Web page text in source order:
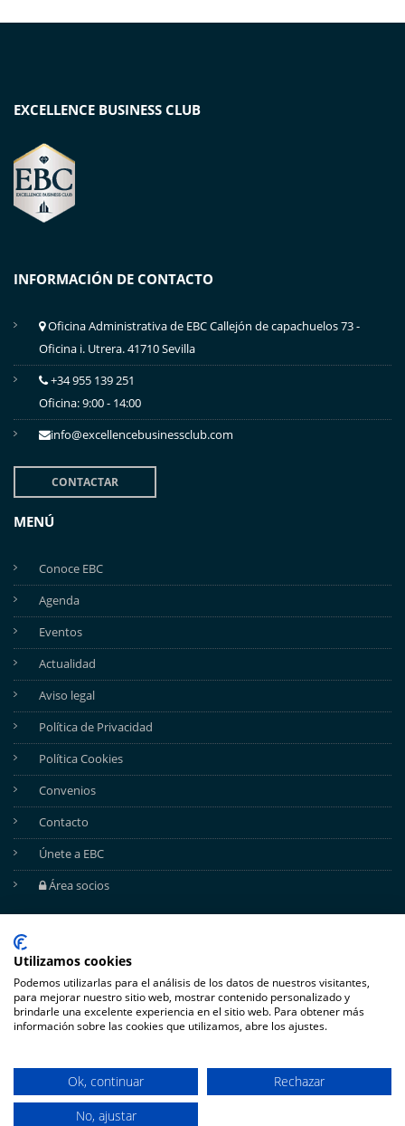
EXCELLENCE BUSINESS CLUB
INFORMACIÓN DE CONTACTO
Oficina Administrativa de EBC Callejón de capachuelos 73 -
Oficina i. Utrera. 41710 Sevilla
+34 955 139 251
Oficina: 9:00 - 14:00
info@excellencebusinessclub.com
CONTACTAR
MENÚ
Conoce EBC
Agenda
Eventos
Actualidad
Aviso legal
Política de Privacidad
Política Cookies
Convenios
Contacto
Únete a EBC
Área socios
REDES SOCIALES
Utilizamos cookies
Podemos utilizarlas para el análisis de los datos de nuestros visitantes,
para mejorar nuestro sitio web, mostrar contenido personalizado y
brindarle una excelente experiencia en el sitio web. Para obtener más
información sobre las cookies que utilizamos, abre los ajustes.
Ok, continuar
Rechazar
No, ajustar